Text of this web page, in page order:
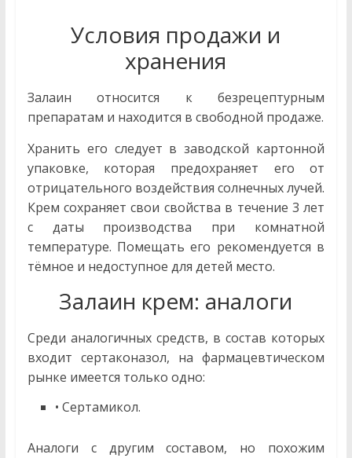
Условия продажи и
хранения
Залаин относится к безрецептурным
препаратам и находится в свободной продаже.
Хранить его следует в заводской картонной
упаковке, которая предохраняет его от
отрицательного воздействия солнечных лучей.
Крем сохраняет свои свойства в течение 3 лет
с даты производства при комнатной
температуре. Помещать его рекомендуется в
тёмное и недоступное для детей место.
Залаин крем: аналоги
Среди аналогичных средств, в состав которых
входит сертаконазол, на фармацевтическом
рынке имеется только одно:
• Сертамикол.
Аналоги с другим составом, но похожим